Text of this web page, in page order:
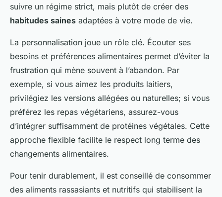
suivre un régime strict, mais plutôt de créer des
habitudes saines adaptées à votre mode de vie.
La personnalisation joue un rôle clé. Écouter ses
besoins et préférences alimentaires permet d’éviter la
frustration qui mène souvent à l’abandon. Par
exemple, si vous aimez les produits laitiers,
privilégiez les versions allégées ou naturelles; si vous
préférez les repas végétariens, assurez-vous
d’intégrer suffisamment de protéines végétales. Cette
approche flexible facilite le respect long terme des
changements alimentaires.
Pour tenir durablement, il est conseillé de consommer
des aliments rassasiants et nutritifs qui stabilisent la